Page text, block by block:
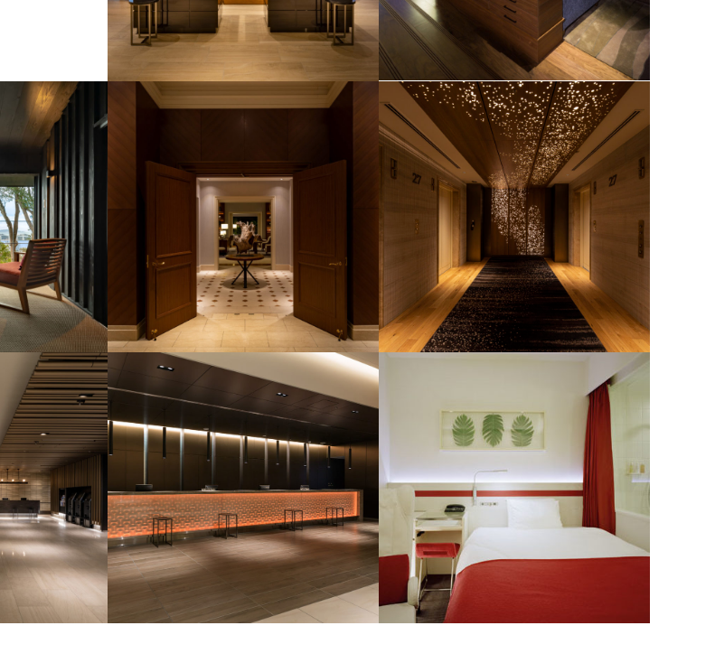
ホテルグランバッハ熱海クレッシェンド
グランドニッコー東京台場 ホテル日航金沢